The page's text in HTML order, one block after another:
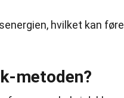
hvilket kan
metoden?